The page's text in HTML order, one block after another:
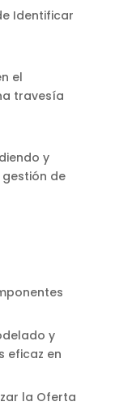
Identificar
el
travesía
y
de
y
eficaz en
la Oferta